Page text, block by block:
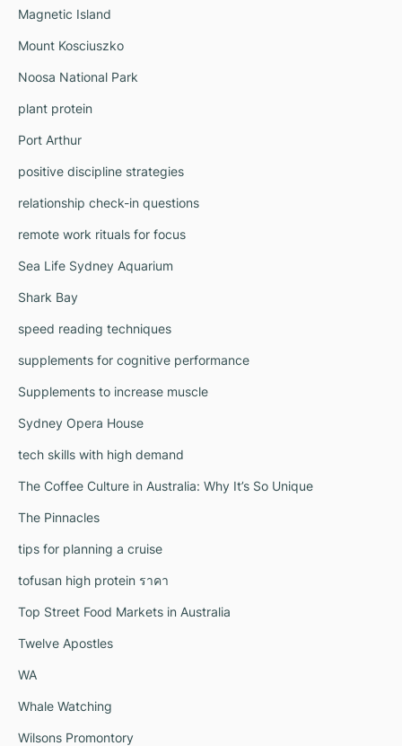
Magnetic Island
Mount Kosciuszko
Noosa National Park
plant protein
Port Arthur
positive discipline strategies
relationship check-in questions
remote work rituals for focus
Sea Life Sydney Aquarium
Shark Bay
speed reading techniques
supplements for cognitive performance
Supplements to increase muscle
Sydney Opera House
tech skills with high demand
The Coffee Culture in Australia: Why It’s So Unique
The Pinnacles
tips for planning a cruise
tofusan high protein ราคา
Top Street Food Markets in Australia
Twelve Apostles
WA
Whale Watching
Wilsons Promontory